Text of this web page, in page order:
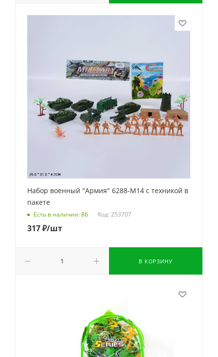
Набор военный "Армия" 6288-M14 с техникой в
пакете
Есть в наличии: 86 Код: 253707
317₽/шт
В КОРЗИНУ